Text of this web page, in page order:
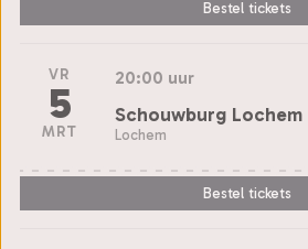
Bestel tickets
VR
5
MRT
20:00 uur
Schouwburg Lochem
Lochem
Bestel tickets